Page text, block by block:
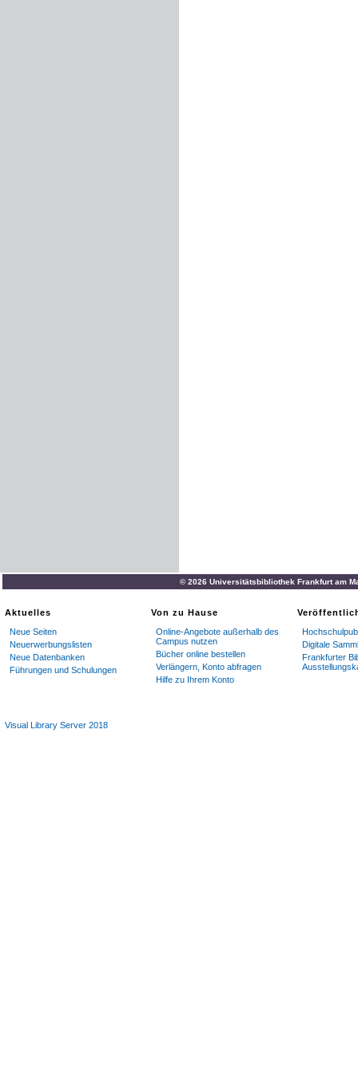
© 2026 Universitätsbibliothek Frankfurt am
Aktuelles
Neue Seiten
Neuerwerbungslisten
Neue Datenbanken
Führungen und Schulungen
Von zu Hause
Online-Angebote außerhalb des
Campus nutzen
Bücher online bestellen
Verlängern, Konto abfragen
Hilfe zu Ihrem Konto
Digitale
Frankfurter
Visual Library Server 2018